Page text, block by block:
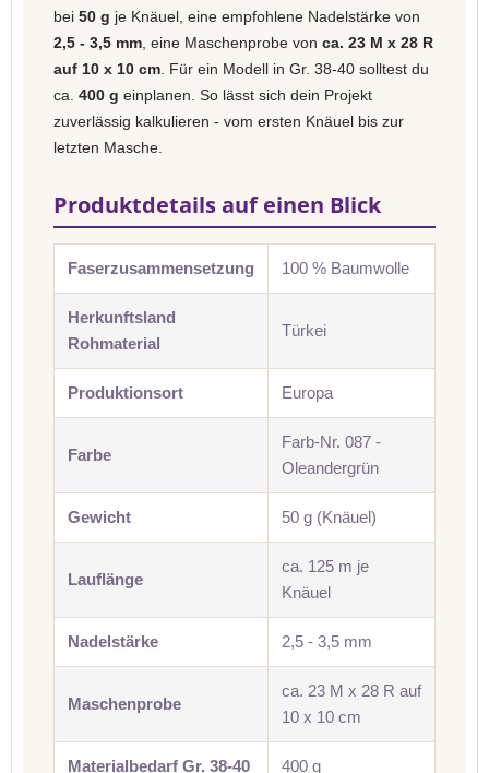
bei 50 g je Knäuel, eine empfohlene Nadelstärke von
2,5 - 3,5 mm , eine Maschenprobe von ca. 23 M x 28 R
auf 10 x 10 cm . Für ein Modell in Gr. 38-40 solltest du
ca. 400 g einplanen. So lässt sich dein Projekt
zuverlässig kalkulieren - vom ersten Knäuel bis zur
letzten Masche.
Produktdetails auf einen Blick
Faserzusammensetzung 100 % Baumwolle
Herkunftsland
Rohmaterial
Türkei
Produktionsort Europa
Farbe
Farb-Nr. 087 -
Oleandergrün
Gewicht 50 g (Knäuel)
Lauflänge
ca. 125 m je
Knäuel
Nadelstärke 2,5 - 3,5 mm
Maschenprobe
ca. 23 M x 28 R auf
10 x 10 cm
Materialbedarf Gr. 38-40 400 g